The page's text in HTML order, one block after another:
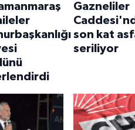
Gazneliler
son kat
seriliyor